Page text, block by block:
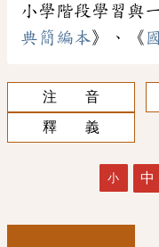
小學階段學習與
典簡編本》、《
注 音
釋 義
小 中